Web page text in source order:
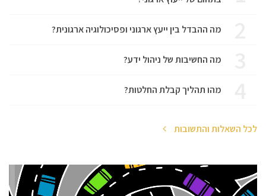
מה ההבדל בין ייעץ ארגוני ופסיכולוגיה ארגונית?
מה החשיבות של ניהול ידע?
מהו תהליך קבלת החלטות?
לכל השאלות והתשובות